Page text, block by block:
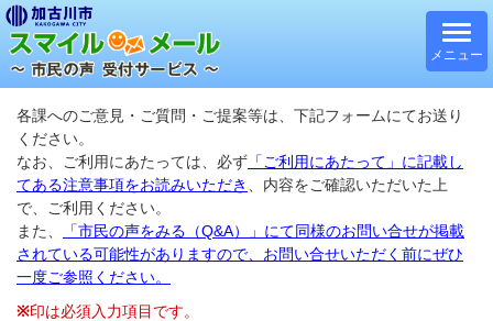
メニュー
各課へのご意見・ご質問・ご提案等は、下記フォームにてお送り
ください。
なお、ご利用にあたっては、必ず 「ご利用にあたって」に記載し
てある注意事項をお読みいただき
、内容をご確認いただいた上
で、ご利用ください。
また、
「市民の声をみる（Q&A）」にて同様のお問い合せが掲載
されている可能性がありますので、お問い合せいただく前にぜひ
一度ご参照ください。
※印は必須入力項目です。